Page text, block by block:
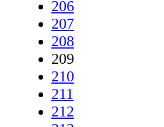
206
207
208
209
210
211
212